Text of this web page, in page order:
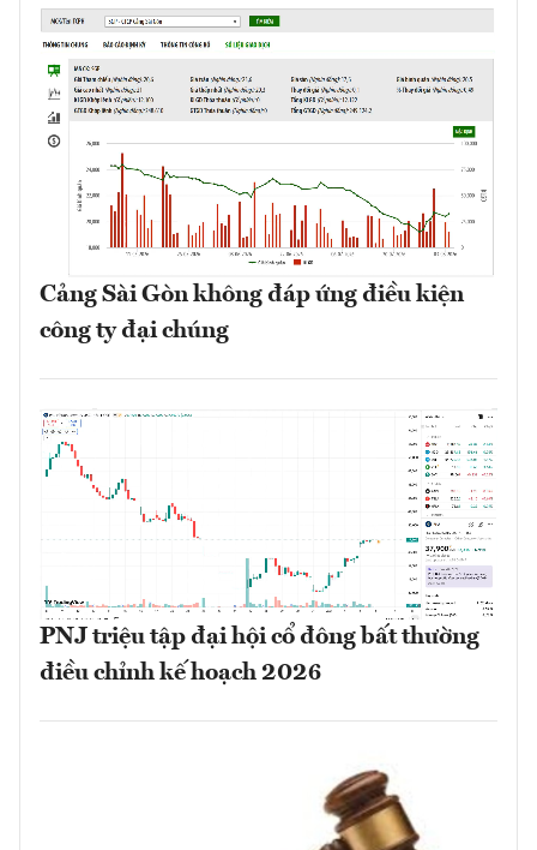
Cảng Sài Gòn không đáp ứng điều kiện
công ty đại chúng
PNJ triệu tập đại hội cổ đông bất thường
điều chỉnh kế hoạch 2026